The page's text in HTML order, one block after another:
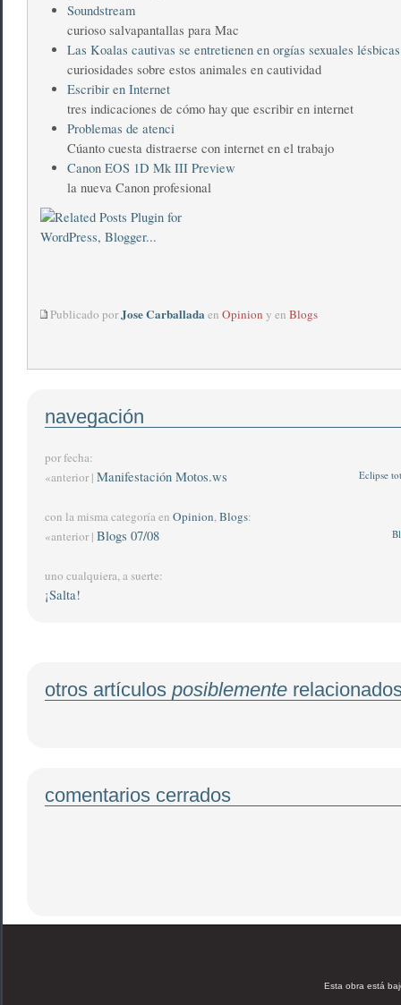
Soundstream
curioso salvapantallas para Mac
Las Koalas cautivas se entretienen en orgías sexuales lésbicas
curiosidades sobre estos animales en cautividad
Escribir en Internet
tres indicaciones de cómo hay que escribir en internet
Problemas de atenci
Cúanto cuesta distraerse con internet en el trabajo
Canon EOS 1D Mk III Preview
la nueva Canon profesional
Publicado porJose Carballadaen Opinion y en Blogs
navegación
por fecha:
Eclipse
«anterior | Manifestación Motos.ws
con la misma categoría en Opinion,Blogs:
«anterior | Blogs 07/08
uno cualquiera, a suerte:
¡Salta!
otros artículos posiblemente
comentarios cerrados
Esta obra está